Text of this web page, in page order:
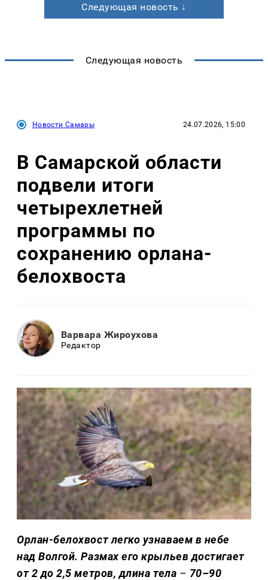
Следующая новость ↓
Следующая новость
Новости Самары 24.07.2026, 15:00
В Самарской области
подвели итоги
четырехлетней
программы по
сохранению орлана-
белохвоста
Варвара Жироухова
Редактор
Орлан-белохвост легко узнаваем в небе
над Волгой. Размах его крыльев достигает
от 2 до 2,5 метров, длина тела – 70–90